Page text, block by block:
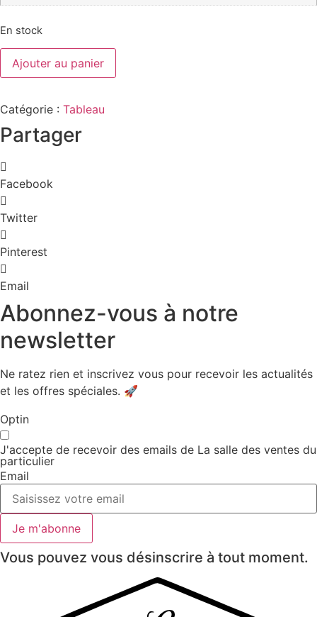
En stock
quantité
de
"Cabine
Bernières
Mer"
attribué
Michelle
BRUNDLER
Ajouter au panier
Catégorie : Tableau
Partager
Facebook
Twitter
Pinterest
Email
Abonnez-vous à notre
newsletter
Ne ratez rien et inscrivez vous pour recevoir les actualités
et les offres spéciales. 🚀​
Optin
J'accepte de recevoir des emails de La salle des ventes du
particulier
Email
Je m'abonne
Vous pouvez vous désinscrire à tout moment.